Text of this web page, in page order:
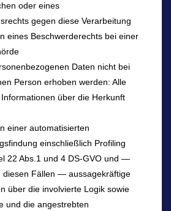
oder eines
gegen diese Verarbeitung
eines Beschwerderechts bei einer
Daten nicht bei
Person erhoben werden: Alle
über die Herkunft
einer automatisierten
einschließlich Profiling
22 Abs.1 und 4 DS-GVO und —
diesen Fällen — aussagekräftige
über die involvierte Logik sowie
und die angestrebten